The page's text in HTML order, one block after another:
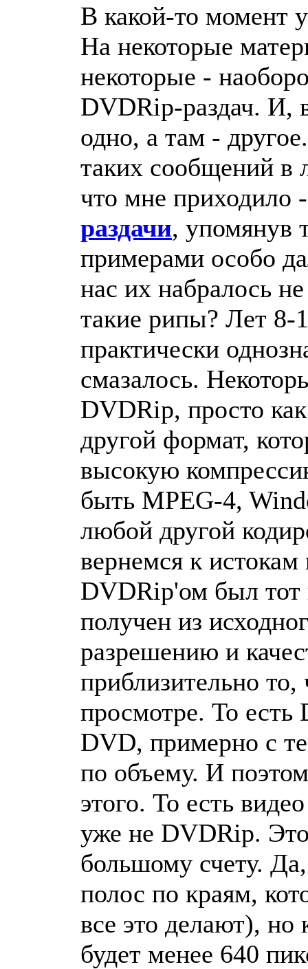
В какой-то момент
На некоторые
некоторые -
DVDRip-раздач. И,
одно, а там -
таких сообщений в
что мне приходило
раздачи, упомянув
примерами особо
нас их набралось
такие рипы? Лет 8-
практически
смазалось.
DVDRip, просто
другой формат,
высокую
быть MPEG-4,
любой другой
вернемся к
DVDRip'ом был тот
получен из
разрешению и
приблизительно
просмотре. То
DVD, примерно с
по объему. И
этого. То есть
уже не DVDRip.
большому счету.
полос по краям,
все это делают),
будет менее 640